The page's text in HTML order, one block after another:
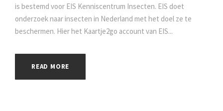
is bestemd voor EIS Kenniscentrum Insecten. EIS doet
onderzoek naar insecten in Nederland met het doel ze te
beschermen. Hier het Kaartje2go account van EIS...
READ MORE